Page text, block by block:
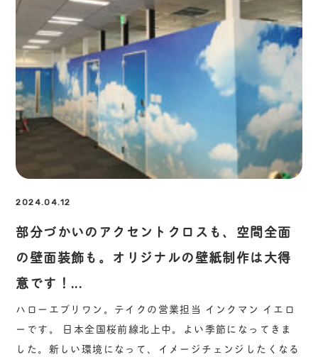
2024.04.12
部分づかいのアクセントクロスも、空間全面
の壁面装飾も。オリジナルの壁紙制作は大得
意です！...
ハローエブリワン。テイクの営業担当 インクマン イエロ
ーです。 日本全国桜前線北上中。よい季節になってきま
した。新しい環境になって、イメージチェンジしたくなる